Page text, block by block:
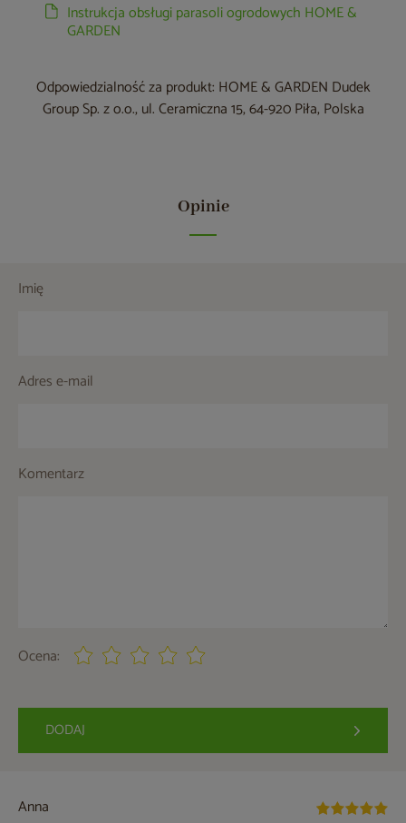
Instrukcja obsługi parasoli ogrodowych HOME &
GARDEN
Odpowiedzialność za produkt: HOME & GARDEN Dudek
Group Sp. z o.o., ul. Ceramiczna 15, 64-920 Piła, Polska
Opinie
Imię
Adres e-mail
Komentarz
Ocena:
DODAJ
Anna